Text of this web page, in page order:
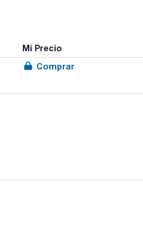
Mi Precio
Comprar
preparar muestras en un tercio